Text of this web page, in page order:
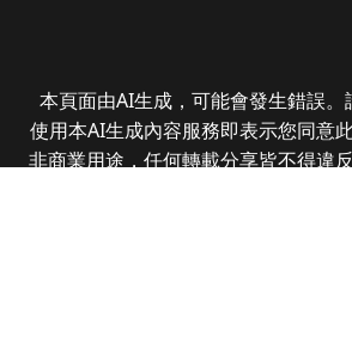
本頁面由AI生成，可能會發生錯誤。
使用本AI生成內容服務即表示您同意
非商業用途，任何轉載分享皆不得違